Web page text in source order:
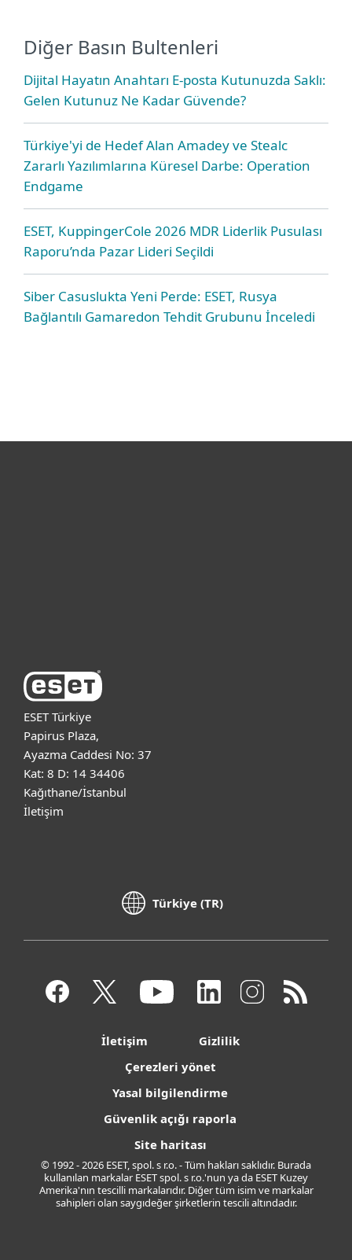
Diğer Basın Bultenleri
Dijital Hayatın Anahtarı E-posta Kutunuzda Saklı:
Gelen Kutunuz Ne Kadar Güvende?
Türkiye'yi de Hedef Alan Amadey ve Stealc
Zararlı Yazılımlarına Küresel Darbe: Operation
Endgame
ESET, KuppingerCole 2026 MDR Liderlik Pusulası
Raporu’nda Pazar Lideri Seçildi
Siber Casuslukta Yeni Perde: ESET, Rusya
Bağlantılı Gamaredon Tehdit Grubunu İnceledi
ESET Türkiye
Papirus Plaza,
Ayazma Caddesi No: 37
Kat: 8 D: 14 34406
Kağıthane/İstanbul
İletişim
Türkiye (TR)
İletişim
Gizlilik
Çerezleri yönet
Yasal bilgilendirme
Güvenlik açığı raporla
Site haritası
© 1992 - 2026 ESET, spol. s r.o. - Tüm hakları saklıdır. Burada
kullanılan markalar ESET spol. s r.o.'nun ya da ESET Kuzey
Amerika'nın tescilli markalarıdır. Diğer tüm isim ve markalar
sahipleri olan saygıdeğer şirketlerin tescili altındadır.